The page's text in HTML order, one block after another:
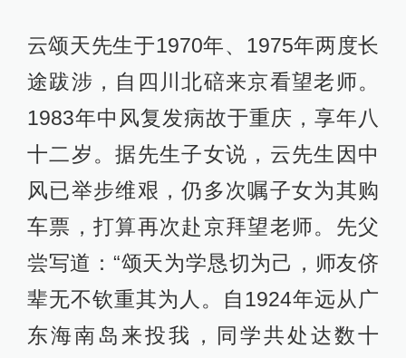
云颂天先生于1970年、1975年两度长
途跋涉，自四川北碚来京看望老师。
1983年中风复发病故于重庆，享年八
十二岁。据先生子女说，云先生因中
风已举步维艰，仍多次嘱子女为其购
车票，打算再次赴京拜望老师。先父
尝写道：“颂天为学恳切为己，师友侪
辈无不钦重其为人。自1924年远从广
东海南岛来投我，同学共处达数十